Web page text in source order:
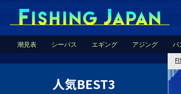
潮見表 シーバス エギング アジング バ
人気BEST3